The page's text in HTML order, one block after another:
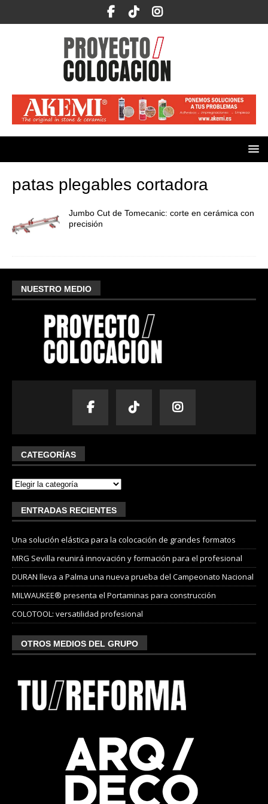
patas plegables cortadora
Jumbo Cut de Tomecanic: corte en cerámica con
precisión
NUESTRO MEDIO
CATEGORÍAS
ENTRADAS RECIENTES
Una solución elástica para la colocación de grandes formatos
MRG Sevilla reunirá innovación y formación para el profesional
DURAN lleva a Palma una nueva prueba del Campeonato Nacional
MILWAUKEE® presenta el Portaminas para construcción
COLOTOOL: versatilidad profesional
OTROS MEDIOS DEL GRUPO